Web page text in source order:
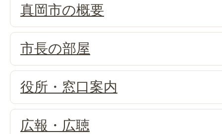
真岡市の概要
市長の部屋
役所・窓口案内
広報・広聴